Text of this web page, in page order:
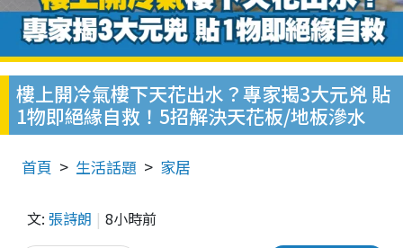
樓上開冷氣樓下天花出水？專家揭3大元兇 貼
1物即絕緣自救！5招解決天花板/地板滲水
首頁 生活話題 家居
文: 張詩朗 8小時前